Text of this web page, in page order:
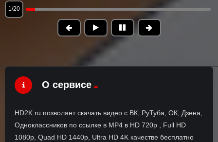
1/20
О сервисе
HD2K.ru позволяет скачать видео с ВК, РуТуба, ОК, Дзена,
Одноклассников по ссылке в MP4 в HD 720p , Full HD
1080p, Quad HD 1440p, Ultra HD 4K качестве бесплатно